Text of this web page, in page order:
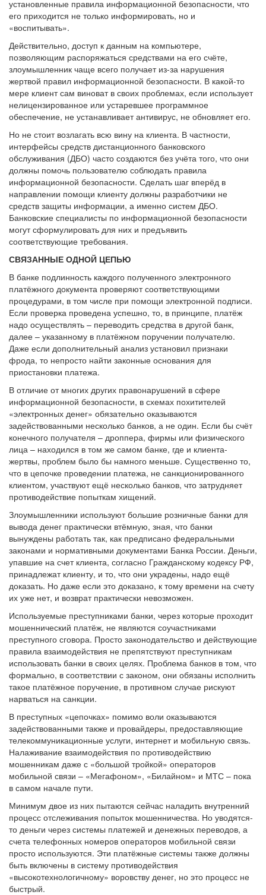
установленные правила информационной безопасности, что
его приходится не только информировать, но и
«воспитывать».
Действительно, доступ к данным на компьютере,
позволяющим распоряжаться средствами на его счёте,
злоумышленник чаще всего получает из-за нарушения
жертвой правил информационной безопасности. В какой-то
мере клиент сам виноват в своих проблемах, если использует
нелицензированное или устаревшее программное
обеспечение, не устанавливает антивирус, не обновляет его.
Но не стоит возлагать всю вину на клиента. В частности,
интерфейсы средств дистанционного банковского
обслуживания (ДБО) часто создаются без учёта того, что они
должны помочь пользователю соблюдать правила
информационной безопасности. Сделать шаг вперёд в
направлении помощи клиенту должны разработчики не
средств защиты информации, а именно систем ДБО.
Банковские специалисты по информационной безопасности
могут сформулировать для них и предъявить
соответствующие требования.
СВЯЗАННЫЕ ОДНОЙ ЦЕПЬЮ
В банке подлинность каждого полученного электронного
платёжного документа проверяют соответствующими
процедурами, в том числе при помощи электронной подписи.
Если проверка проведена успешно, то, в принципе, платёж
надо осуществлять – переводить средства в другой банк,
далее – указанному в платёжном поручении получателю.
Даже если дополнительный анализ установил признаки
фрода, то непросто найти законные основания для
приостановки платежа.
В отличие от многих других правонарушений в сфере
информационной безопасности, в схемах похитителей
«электронных денег» обязательно оказываются
задействованными несколько банков, а не один. Если бы счёт
конечного получателя – дроппера, фирмы или физического
лица – находился в том же самом банке, где и клиента-
жертвы, проблем было бы намного меньше. Существенно то,
что в цепочке проведении платежа, не санкционированного
клиентом, участвуют ещё несколько банков, что затрудняет
противодействие попыткам хищений.
Злоумышленники используют большие розничные банки для
вывода денег практически втёмную, зная, что банки
вынуждены работать так, как предписано федеральными
законами и нормативными документами Банка России. Деньги,
упавшие на счет клиента, согласно Гражданскому кодексу РФ,
принадлежат клиенту, и то, что они украдены, надо ещё
доказать. Но даже если это доказано, к тому времени на счету
их уже нет, и возврат практически невозможен.
Используемые преступниками банки, через которые проходит
мошеннический платёж, не являются соучастниками
преступного сговора. Просто законодательство и действующие
правила взаимодействия не препятствуют преступникам
использовать банки в своих целях. Проблема банков в том, что
формально, в соответствии с законом, они обязаны исполнить
такое платёжное поручение, в противном случае рискуют
нарваться на санкции.
В преступных «цепочках» помимо воли оказываются
задействованными также и провайдеры, предоставляющие
телекоммуникационные услуги, интернет и мобильную связь.
Налаживание взаимодействия по противодействию
мошенникам даже с «большой тройкой» операторов
мобильной связи – «Мегафоном», «Билайном» и МТС – пока
в самом начале пути.
Минимум двое из них пытаются сейчас наладить внутренний
процесс отслеживания попыток мошенничества. Но уводятся-
то деньги через системы платежей и денежных переводов, а
счета телефонных номеров операторов мобильной связи
просто используются. Эти платёжные системы также должны
быть включены в систему противодействия
«высокотехнологичному» воровству денег, но это процесс не
быстрый.